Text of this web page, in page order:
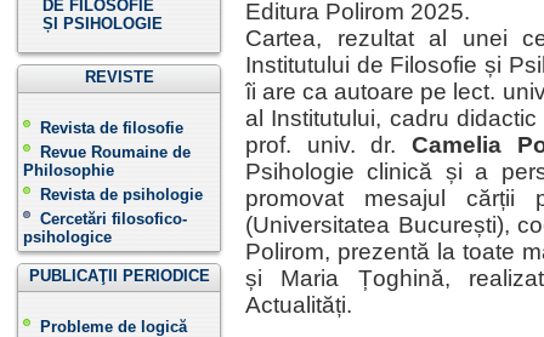
DE FILOSOFIE
ȘI PSIHOLOGIE
REVISTE
Revista de filosofie
Revue Roumaine de
Philosophie
Revista de psihologie
Cercetări filosofico-
psihologice
PUBLICAŢII PERIODICE
Probleme de logică
Editura Polirom 2025.
Cartea, rezultat al unei
Institutului de Filosofie și
îi are ca autoare pe lect.
al Institutului, cadru
prof. univ. dr.Camelia
Psihologie clinică și a
promovat mesajul cărții
(Universitatea București),
Polirom, prezentă la toate
și Maria Țoghină,
Actualități.